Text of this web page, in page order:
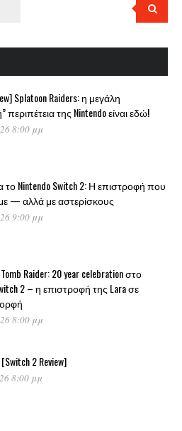
Splatoon Raiders: η μεγάλη
περιπέτεια της Nintendo είναι εδώ!
8:00 μμ
το Nintendo Switch 2: Η επιστροφή που
— αλλά με αστερίσκους
9:00 μμ
Raider: 20 year celebration στο
2 – η επιστροφή της Lara σε
8:00 μμ
2 Review]
8:00 μμ